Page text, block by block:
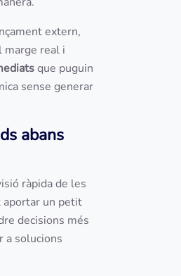
extern,
marge real i
que puguin
sense generar
abans
ràpida de les
un petit
decisions més
a solucions